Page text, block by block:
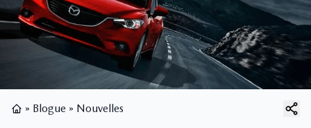
» Blogue » Nouvelles